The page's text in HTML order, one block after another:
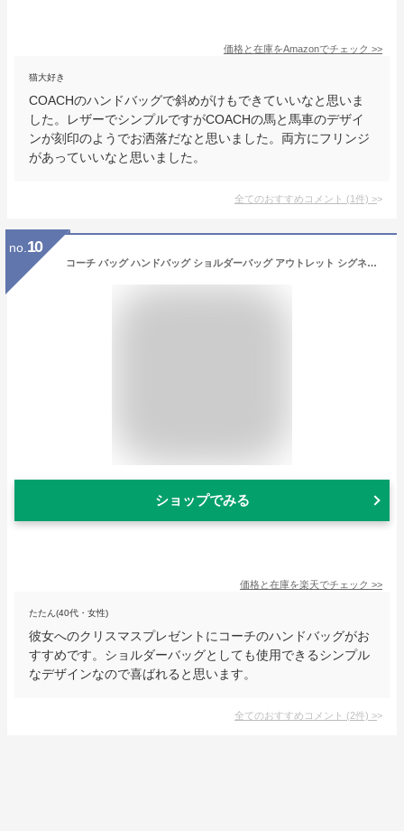
価格と在庫をAmazonでチェック >>
猫大好き
COACHのハンドバッグで斜めがけもできていいなと思いま
した。レザーでシンプルですがCOACHの馬と馬車のデザイ
ンが刻印のようでお洒落だなと思いました。両方にフリンジ
があっていいなと思いました。
全てのおすすめコメント (1件) >
no. 10
コーチ バッグ ハンドバッグ ショルダーバッグ アウトレット シグネチャー レディース COACH 91494【返品OK】
ショップでみる
価格と在庫を楽天でチェック >>
たたん(40代・女性)
彼女へのクリスマスプレゼントにコーチのハンドバッグがお
すすめです。ショルダーバッグとしても使用できるシンプル
なデザインなので喜ばれると思います。
全てのおすすめコメント (2件) >